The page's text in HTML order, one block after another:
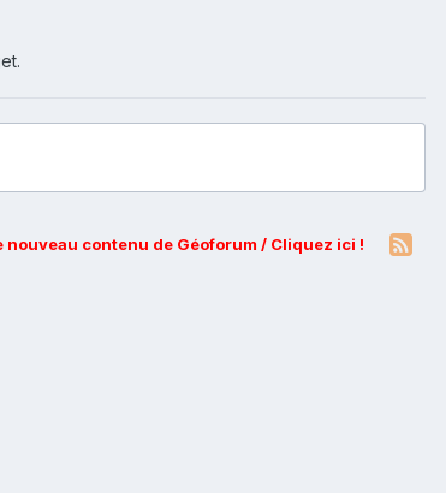
nouveau contenu de Géoforum / Cliquez ici !